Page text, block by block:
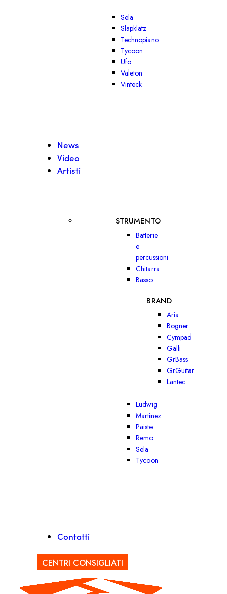
Sela
Slapklatz
Technopiano
Tycoon
Ufo
Valeton
Vinteck
News
Video
Artisti
STRUMENTO
Batterie
e
percussioni
Chitarra
Basso
BRAND
Aria
Bogner
Cympad
Galli
GrBass
GrGuitar
Lantec
Ludwig
Martinez
Paiste
Remo
Sela
Tycoon
Contatti
CENTRI CONSIGLIATI